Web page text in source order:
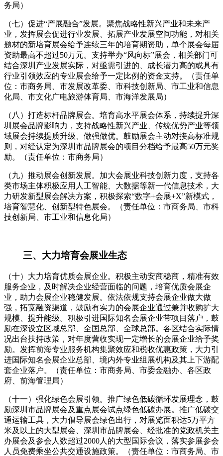
务局）
（七）促进“产展融合”发展。聚焦战略性新兴产业和未来产
业，发挥展会促进行业发展、拓展产业发展空间功能，对相关
题材的新培育展会给予连续三年的培育期资助，单个展会每届
资助最高不超过50万元。支持举办“风向标”展会，相关部门可
结合深圳产业发展实际，对亟需引进的、成长潜力高的或具有
行业引领效应的专业展会给予一定比例的资金支持。（责任单
位：市商务局、市发展改革委、市科技创新局、市工业和信息
化局、市文化广电旅游体育局、市海洋发展局）
（八）打造标杆品牌展会。培育高水平展会体系，持续提升深
圳展会品牌影响力，支持战略性新兴产业、传统优势产业等领
域展会持续提质升级、做强做优。鼓励展会主动对接高标准规
则，对经认定为深圳市品牌展会的项目分档给予最高50万元奖
励。（责任单位：市商务局）
（九）推动展会创新发展。加大会展业科技创新力度，支持各
类市场主体积极应用人工智能、大数据等新一代信息技术，大
力研发新型展会解决方案，积极探索“数字+会展+X”新模式，
培育智慧化、创新型特色展会。（责任单位：市商务局、市科
技创新局、市工业和信息化局）
三、大力培育会展业生态
（十）大力培育优质会展企业。积极主动安商稳商，精准有效
服务企业，及时解决企业经营面临的问题，培育优质会展企
业，助力会展企业稳健发展。依法依规支持会展企业做大做
强，拓宽融资渠道，鼓励有实力的会展企业通过兼并收购扩大
规模、提升能级。积极引进国际知名会展企业带项目落户，鼓
励在深设立区域总部、全国总部、全球总部。各区结合实际情
况出台扶持政策，对年度营收实现一定增长的会展企业给予奖
励。发挥前海专业服务机构集聚效应和税收优惠政策，大力引
进国际知名会展企业总部、境内外专业组展机构及其上下游配
套企业落户。（责任单位：市商务局、市委金融办、各区政
府、前海管理局）
（十一）强化绿色会展引领。推广绿色低碳循环发展理念，鼓
励深圳市品牌展会及重点展会试点绿色低碳办展。推广低碳交
通运输工具，大力倡导展会绿色出行，对展览面积达5万平方
米及以上的大型展会、深圳市品牌展会、经批准的党政机关主
办展会及参会人数超过2000人的大型国际会议，落实参展参会
人员免费乘坐公共交通设施政策。（责任单位：市商务局、市